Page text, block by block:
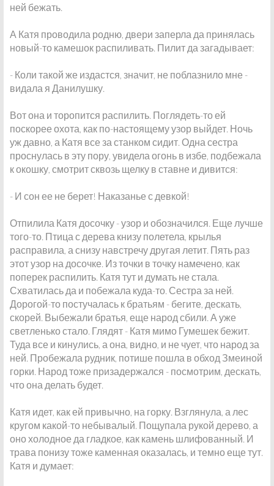
ней бежать.
А Катя проводила родню, двери заперла да принялась
новый-то камешок распиливать. Пилит да загадывает:
- Коли такой же издастся, значит, не поблазнило мне -
видала я Данилушку.
Вот она и торопится распилить. Поглядеть-то ей
поскорее охота, как по-настоящему узор выйдет. Ночь
уж давно, а Катя все за станком сидит. Одна сестра
проснулась в эту пору, увидела огонь в избе, подбежала
к окошку, смотрит сквозь щелку в ставне и дивится:
- И сон ее не берет! Наказанье с девкой!
Отпилила Катя досочку - узор и обозначился. Еще лучше
того-то. Птица с дерева книзу полетела, крылья
расправила, а снизу навстречу другая летит. Пять раз
этот узор на досочке. Из точки в точку намечено, как
поперек распилить. Катя тут и думать не стала.
Схватилась да и побежала куда-то. Сестра за ней.
Дорогой-то постучалась к братьям - бегите, дескать,
скорей. Выбежали братья, еще народ сбили. А уже
светленько стало. Глядят - Катя мимо Гумешек бежит.
Туда все и кинулись, а она, видно, и не чует, что народ за
ней. Пробежала рудник, потише пошла в обход Змеиной
горки. Народ тоже призадержался - посмотрим, дескать,
что она делать будет.
Катя идет, как ей привычно, на горку. Взглянула, а лес
кругом какой-то небывалый. Пощупала рукой дерево, а
оно холодное да гладкое, как камень шлифованный. И
трава понизу тоже каменная оказалась, и темно еще тут.
Катя и думает: